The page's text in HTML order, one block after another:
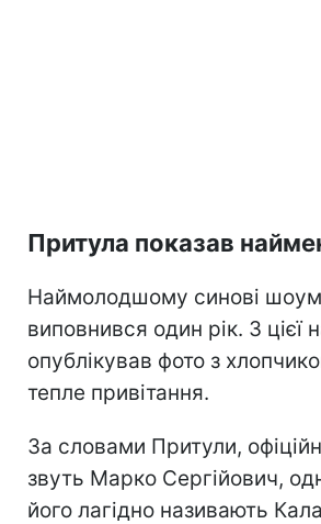
Притула показав
Наймолодшому синові
виповнився один рік. З цієї
опублікував фото з
тепле привітання.
За словами Притули,
звуть Марко Сергійович,
його лагідно називають